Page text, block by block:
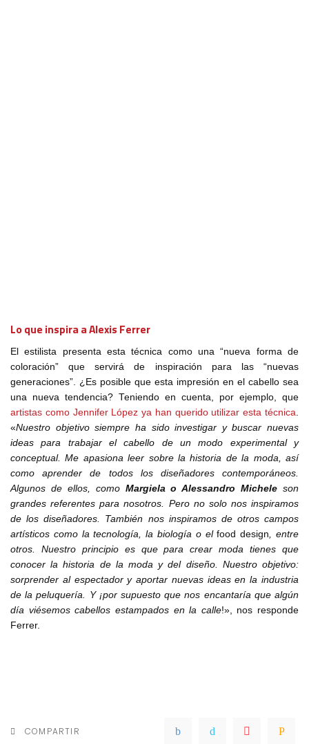
Lo que inspira a Alexis Ferrer
El estilista presenta esta técnica como una “nueva forma de
coloración” que servirá de inspiración para las “nuevas
generaciones”. ¿Es posible que esta impresión en el cabello sea
una nueva tendencia? Teniendo en cuenta, por ejemplo, que
artistas como Jennifer López ya han querido utilizar esta técnica.
«Nuestro objetivo siempre ha sido investigar y buscar nuevas
ideas para trabajar el cabello de un modo experimental y
conceptual. Me apasiona leer sobre la historia de la moda, así
como aprender de todos los diseñadores contemporáneos.
Algunos de ellos, como Margiela o Alessandro Michele son
grandes referentes para nosotros. Pero no solo nos inspiramos
de los diseñadores. También nos inspiramos de otros campos
artísticos como la tecnología, la biología o elfood design, entre
otros. Nuestro principio es que para crear moda tienes que
conocer la historia de la moda y del diseño. Nuestro objetivo:
sorprender al espectador y aportar nuevas ideas en la industria
de la peluquería. Y ¡por supuesto que nos encantaría que algún
día viésemos cabellos estampados en la calle!», nos responde
Ferrer.
COMPARTIR